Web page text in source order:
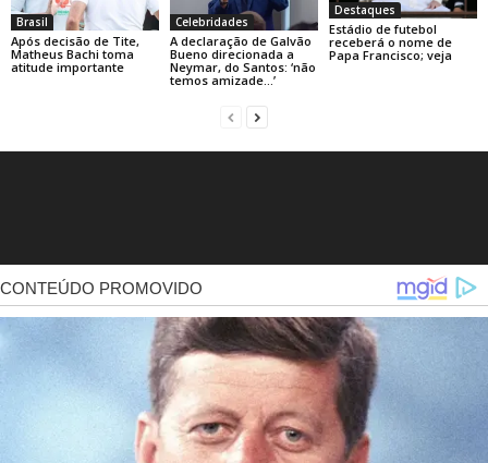
Brasil
Após decisão de Tite,
Matheus Bachi toma
atitude importante
Celebridades
A declaração de Galvão
Bueno direcionada a
Neymar, do Santos: ‘não
temos amizade…’
Destaques
Estádio de futebol
receberá o nome de
Papa Francisco; veja